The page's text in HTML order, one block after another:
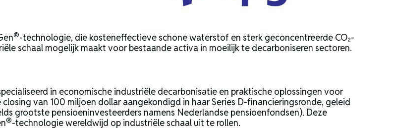
®-technologie, die kosteneffectieve schone waterstof en sterk geconcentreerde CO₂-
schaal mogelijk maakt voor bestaande activa in moeilijk te decarboniseren sectoren.
in economische industriële decarbonisatie en praktische oplossingen voor
van 100 miljoen dollar aangekondigd in haar Series D-financieringsronde, geleid
grootste pensioeninvesteerders namens Nederlandse pensioenfondsen). Deze
®-technologie wereldwijd op industriële schaal uit te rollen.